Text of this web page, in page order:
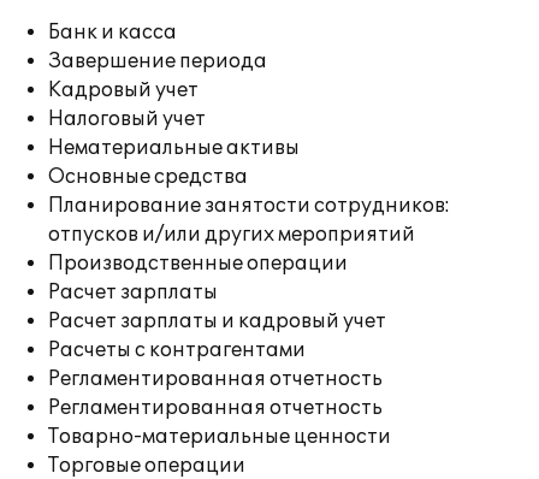
Банк и касса
Завершение периода
Кадровый учет
Налоговый учет
Нематериальные активы
Основные средства
Планирование занятости сотрудников:
отпусков и/или других мероприятий
Производственные операции
Расчет зарплаты
Расчет зарплаты и кадровый учет
Расчеты с контрагентами
Регламентированная отчетность
Регламентированная отчетность
Товарно-материальные ценности
Торговые операции